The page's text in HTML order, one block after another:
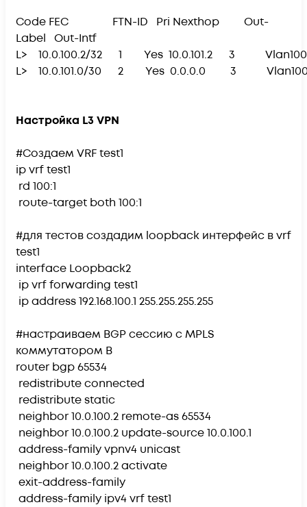
Code FEC FTN-ID Pri Nexthop Out-
Label Out-Intf
L> 10.0.100.2/32 1 Yes 10.0.101.2 3
L> 10.0.101.0/30 2 Yes 0.0.0.0 3
Настройка L3 VPN
#Создаем VRF test1
ip vrf test1
rd 100:1
route-target both 100:1
#для тестов создадим loopback интерфейс в vrf
test1
interface Loopback2
ip vrf forwarding test1
ip address 192.168.100.1 255.255.255.255
#настраиваем BGP сессию с MPLS
коммутатором B
router bgp 65534
redistribute connected
redistribute static
neighbor 10.0.100.2 remote-as 65534
neighbor 10.0.100.2 update-source 10.0.100.1
address-family vpnv4 unicast
neighbor 10.0.100.2 activate
exit-address-family
address-family ipv4 vrf test1